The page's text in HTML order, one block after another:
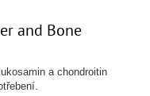
and Bone
a chondroitin